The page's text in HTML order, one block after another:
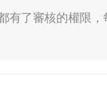
有了審核的權限，